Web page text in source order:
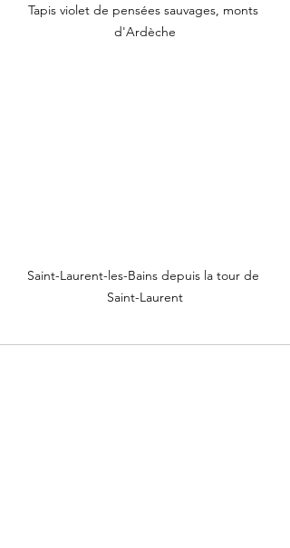
Tapis violet de pensées sauvages, monts
d'Ardèche
Saint-Laurent-les-Bains depuis la tour de
Saint-Laurent